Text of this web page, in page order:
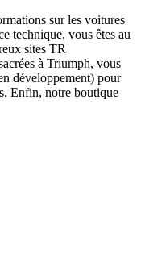
sur les voitures
technique, vous êtes au
sites TR
à Triumph, vous
développement) pour
Enfin, notre boutique